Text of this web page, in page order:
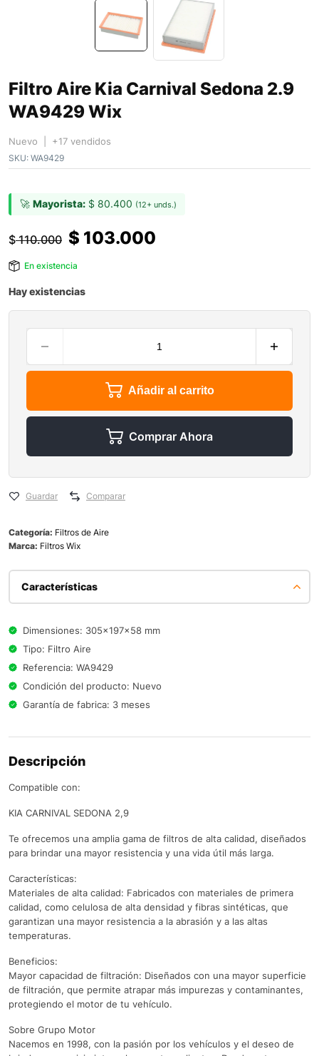
Filtro Aire Kia Carnival Sedona 2.9
WA9429 Wix
Nuevo | +17 vendidos
SKU: WA9429
🚀 Mayorista: $ 80.400 (12+ unds.)
$110.000 $ 103.000
En existencia
Hay existencias
Añadir al carrito
Comprar Ahora
Guardar Comparar
Categoría: Filtros de Aire
Marca: Filtros Wix
Características
Dimensiones: 305x197x58 mm
Tipo: Filtro Aire
Referencia: WA9429
Condición del producto: Nuevo
Garantía de fabrica: 3 meses
Descripción
Compatible con:
KIA CARNIVAL SEDONA 2,9
Te ofrecemos una amplia gama de filtros de alta calidad, diseñados
para brindar una mayor resistencia y una vida útil más larga.
Características:
Materiales de alta calidad: Fabricados con materiales de primera
calidad, como celulosa de alta densidad y fibras sintéticas, que
garantizan una mayor resistencia a la abrasión y a las altas
temperaturas.
Beneficios:
Mayor capacidad de filtración: Diseñados con una mayor superficie
de filtración, que permite atrapar más impurezas y contaminantes,
protegiendo el motor de tu vehículo.
Sobre Grupo Motor
Nacemos en 1998, con la pasión por los vehículos y el deseo de